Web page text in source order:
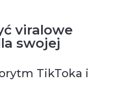
viralowe
swojej
TikToka i